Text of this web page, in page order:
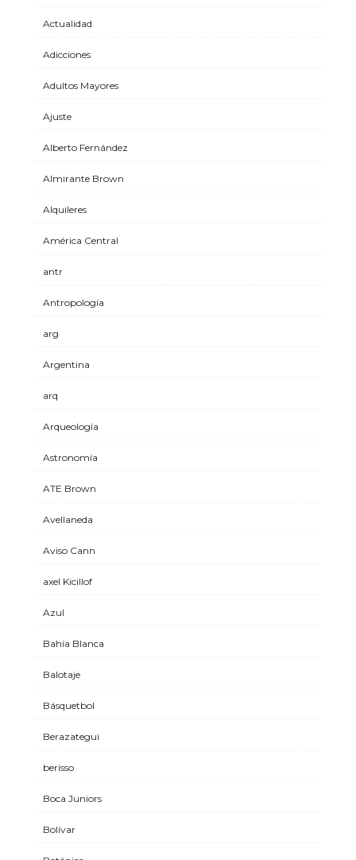
Actualidad
Adicciones
Adultos Mayores
Ajuste
Alberto Fernández
Almirante Brown
Alquileres
América Central
antr
Antropología
arg
Argentina
arq
Arqueología
Astronomía
ATE Brown
Avellaneda
Aviso Cann
axel Kicillof
Azul
Bahía Blanca
Balotaje
Básquetbol
Berazategui
berisso
Boca Juniors
Bolívar